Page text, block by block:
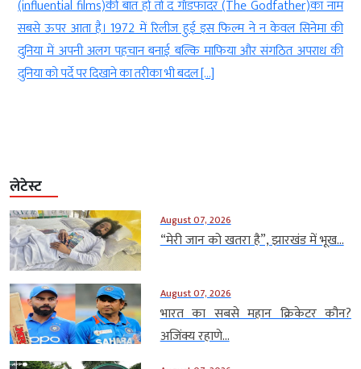
(influential films)की बात हो तो द गॉडफादर (The Godfather)का नाम
सबसे ऊपर आता है। 1972 में रिलीज हुई इस फिल्म ने न केवल सिनेमा की
दुनिया में अपनी अलग पहचान बनाई बल्कि माफिया और संगठित अपराध की
दुनिया को पर्दे पर दिखाने का तरीका भी बदल […]
लेटेस्ट
August 07, 2026
“मेरी जान को खतरा है”, झारखंड में भूख...
August 07, 2026
भारत का सबसे महान क्रिकेटर कौन?
अजिंक्य रहाणे...